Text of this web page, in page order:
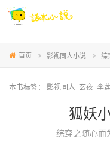
首页 影视同人小说 综
本书标签： 影视同人 玄夜 李
狐妖
综穿之随心而